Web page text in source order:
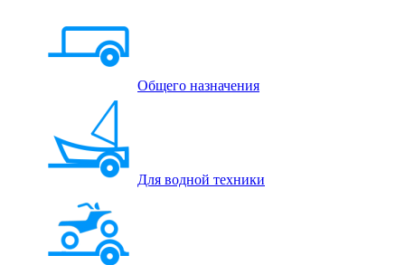
Общего назначения
Для водной техники